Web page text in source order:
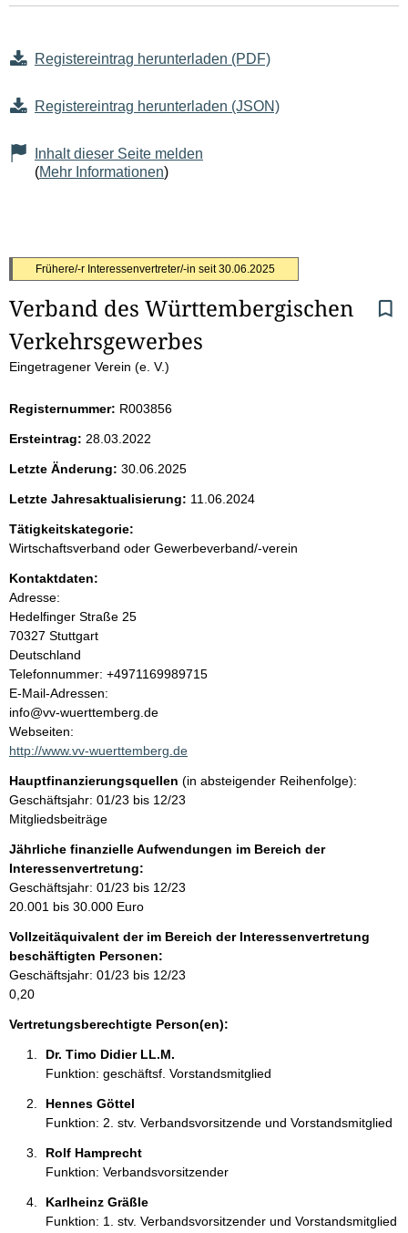
Registereintrag herunterladen (PDF)
Registereintrag herunterladen (JSON)
Inhalt dieser Seite melden
(Mehr Informationen)
S
e
i
e
n
i
n
h
a
l
t
Frühere/-r Interessenvertreter/-in seit 30.06.2025
Verband des Württembergischen
Verkehrsgewerbes
Eingetragener Verein (e. V.)
Registernummer: R003856
Ersteintrag: 28.03.2022
Letzte Änderung: 30.06.2025
Letzte Jahresaktualisierung: 11.06.2024
Tätigkeitskategorie:
Wirtschaftsverband oder Gewerbeverband/-verein
Kontaktdaten:
Adresse:
Hedelfinger Straße 25
70327 Stuttgart
Deutschland
K
o
n
t
a
t
i
n
f
o
r
m
t
i
o
n
e
Telefonnummer: +4971169989715
E-Mail-Adressen:
info@vv-wuerttemberg.de
Webseiten:
http://www.vv-wuerttemberg.de
Hauptfinanzierungsquellen (in absteigender Reihenfolge):
Geschäftsjahr: 01/23 bis 12/23
Mitgliedsbeiträge
Jährliche finanzielle Aufwendungen im Bereich der
Interessenvertretung:
Geschäftsjahr: 01/23 bis 12/23
20.001 bis 30.000 Euro
Vollzeitäquivalent der im Bereich der Interessenvertretung
beschäftigten Personen:
Geschäftsjahr: 01/23 bis 12/23
0,20
Vertretungsberechtigte Person(en):
Dr. Timo Didier LL.M.
Funktion: geschäftsf. Vorstandsmitglied
Hennes Göttel
Funktion: 2. stv. Verbandsvorsitzende und Vorstandsmitglied
Rolf Hamprecht
Funktion: Verbandsvorsitzender
Karlheinz Gräßle
Funktion: 1. stv. Verbandsvorsitzender und Vorstandsmitglied